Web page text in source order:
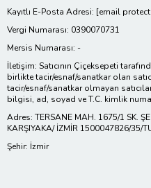
Kayıtlı E-Posta Adresi: [email
Vergi Numarası: 0390070731
Mersis Numarası: -
İletişim: Satıcının Çiçeksepeti
birlikte tacir/esnaf/sanatkar olan
tacir/esnaf/sanatkar olmayan
bilgisi, ad, soyad ve T.C. kimlik
Adres: TERSANE MAH. 1675/1 SK.
KARŞIYAKA/ İZMİR 1500047826/35/
Şehir: İzmir